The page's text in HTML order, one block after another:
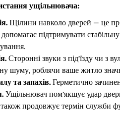
ущільнювача:
Щілини навколо дверей — це
допомагає підтримувати
Сторонні звуки з під’їзду чи з
шуму, роблячи ваше житло
та запахів. Герметично
Ущільнювач пом’якшує удар
продовжує термін служби